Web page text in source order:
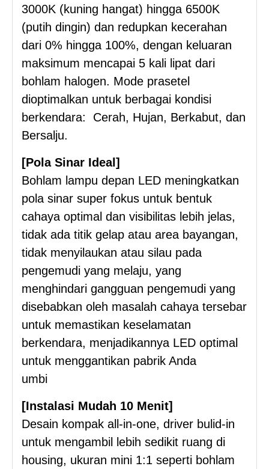
3000K (kuning hangat) hingga 6500K
(putih dingin) dan redupkan kecerahan
dari 0% hingga 100%, dengan keluaran
maksimum mencapai 5 kali lipat dari
bohlam halogen. Mode prasetel
dioptimalkan untuk berbagai kondisi
berkendara: Cerah, Hujan, Berkabut, dan
Bersalju.
[Pola Sinar Ideal]
Bohlam lampu depan LED meningkatkan
pola sinar super fokus untuk bentuk
cahaya optimal dan visibilitas lebih jelas,
tidak ada titik gelap atau area bayangan,
tidak menyilaukan atau silau pada
pengemudi yang melaju, yang
menghindari gangguan pengemudi yang
disebabkan oleh masalah cahaya tersebar
untuk memastikan keselamatan
berkendara, menjadikannya LED optimal
untuk menggantikan pabrik Anda
umbi
[Instalasi Mudah 10 Menit]
Desain kompak all-in-one, driver bulid-in
untuk mengambil lebih sedikit ruang di
housing, ukuran mini 1:1 seperti bohlam